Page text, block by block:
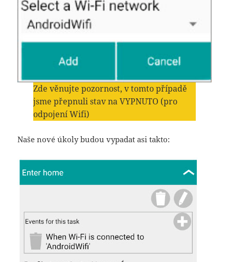
Zde věnujte pozornost, v tomto případě
jsme přepnuli stav na VYPNUTO (pro
odpojení Wifi)
Naše nové úkoly budou vypadat asi takto: